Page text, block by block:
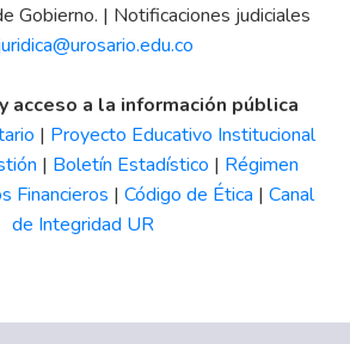
Gobierno. | Notificaciones judiciales
acceso a la información pública
| Proyecto Educativo Institucional
| Boletín Estadístico | Régimen
Financieros | Código de Ética | Canal
de Integridad UR